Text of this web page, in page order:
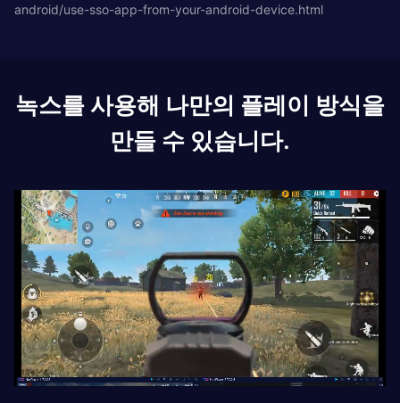
android/use-sso-app-from-your-android-device.html
녹스를 사용해 나만의 플레이 방식을
만들 수 있습니다.